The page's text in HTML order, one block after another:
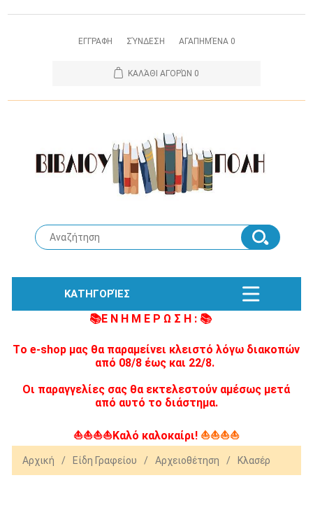
ΕΓΓΡΑΦΗ ΣΎΝΔΕΣΗ ΑΓΑΠΗΜΈΝΑ 0
ΚΑΛΆΘΙ ΑΓΟΡΏΝ 0
ΚΑΤΗΓΟΡΊΕΣ
📚Ε Ν Η Μ Ε Ρ Ω Σ Η : 📚
Tο e-shop μας θα παραμείνει κλειστό λόγω διακοπών
από 08/8 έως και 22/8.
Οι παραγγελίες σας θα εκτελεστούν αμέσως μετά
από αυτό το διάστημα.
⛵⛵⛵⛵Καλό καλοκαίρι! ⛵⛵⛵⛵
Αρχική / Είδη Γραφείου / Αρχειοθέτηση / Κλασέρ